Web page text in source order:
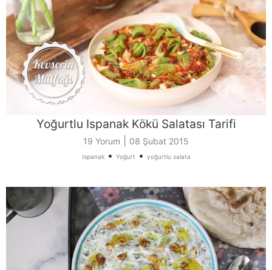
Yoğurtlu Ispanak Kökü Salatası Tarifi
19 Yorum 08 Şubat 2015
Ispanak• Yoğurt • yoğurtlu salata